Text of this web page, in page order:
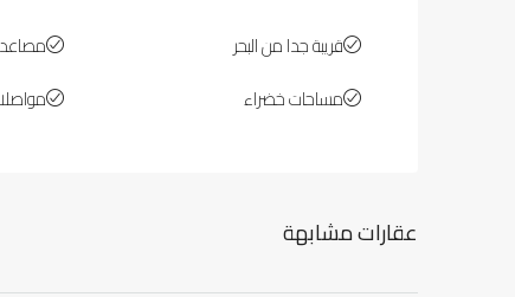
قريبة جدا من البحر
مساحات خضراء
مصاعد
عقارات مشابهة